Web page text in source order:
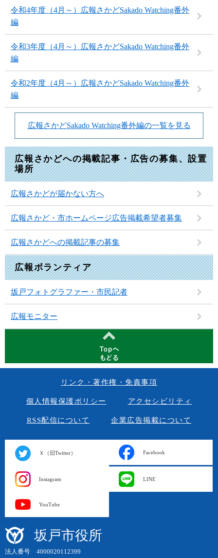
令和4年度（4月～）広報さかどSakado Watching番外
編
令和3年度（4月～）広報さかどSakado Watching番外
編
令和2年度（4月～）広報さかどSakado Watching番外
編
広報さかどSakado Watching番外編の一覧を見る
広報さかどへの掲載記事・広告の募集、設置
場所
広報さかどが届かない方へ
広報さかど・市ホームページ広告掲載希望者募集
広報さかどへの掲載記事の募集
広報ボランティア
坂戸フォトグラファー・市民記者
広報モニター
リンク・著作権・免責事項
個人情報保護ポリシー アクセシビリティ
RSS配信について 企業広告掲載について
Ｘ（旧Twitter） Facebook
Instagram LINE
YouTube
坂戸市役所
法人番号 4000020112399